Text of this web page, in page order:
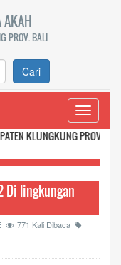
AKAH
PROV. BALI
Cari
Toggle
PROVINSI BALI
Di lingkungan
771 Kali Dibaca